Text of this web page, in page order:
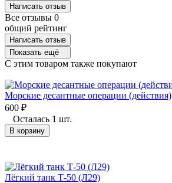
Написать отзыв
Все отзывы 0
общий рейтинг
Написать отзыв
Показать ещё
C этим товаром также покупают
Морские десантные операции (действия)
600 ₽
Осталась 1 шт.
В корзину
Лёгкий танк Т-50 (Л29)